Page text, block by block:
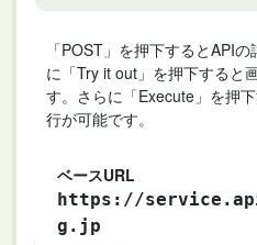
「POST」を押下するとAPI
に「Try it out」を押下すると
す。さらに「Execute」を押
行が可能です。
ベースURL
https://
g.jp